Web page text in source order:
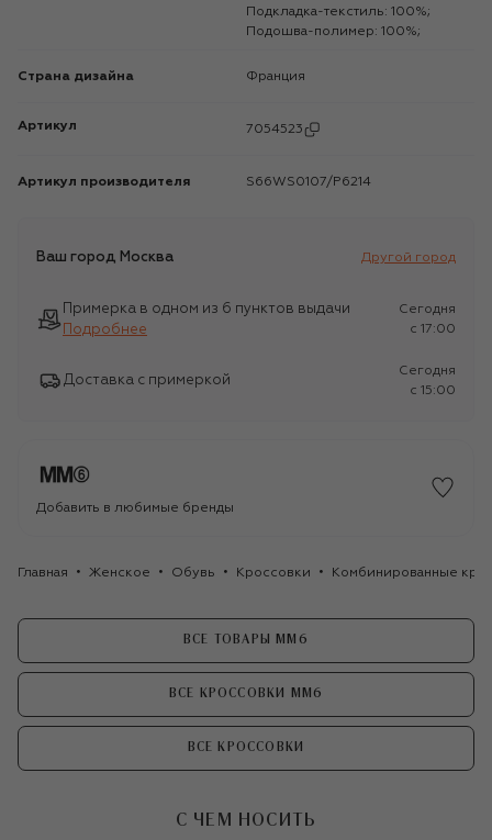
Подкладка-текстиль: 100%;
Подошва-полимер: 100%;
Страна дизайна Франция
Артикул 7054523
Артикул производителя S66WS0107/P6214
Ваш город Москва Другой город
Примерка в одном из 6 пунктов выдачи
Подробнее
Сегодня
c 17:00
Доставка с примеркой
Сегодня
c 15:00
Добавить в любимые бренды
Главная Женское Обувь Кроссовки Комбинированные
ВСЕ ТОВАРЫ MM6
ВСЕ КРОССОВКИ MM6
ВСЕ КРОССОВКИ
С ЧЕМ НОСИТЬ